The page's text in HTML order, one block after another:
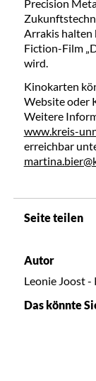
Precision
Arrakis halten
Fiction-Film
wird.
Kinokarten
Website oder
Weitere
www.kreis-
erreichbar
Seite teilen
Autor
Leonie Joost -
Das könnte